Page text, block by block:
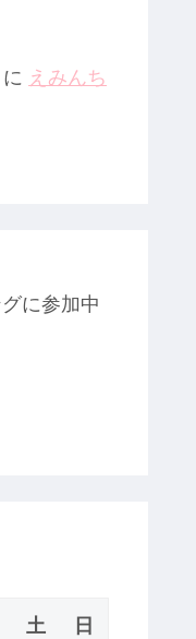
に えみんち
に参加中
土 日